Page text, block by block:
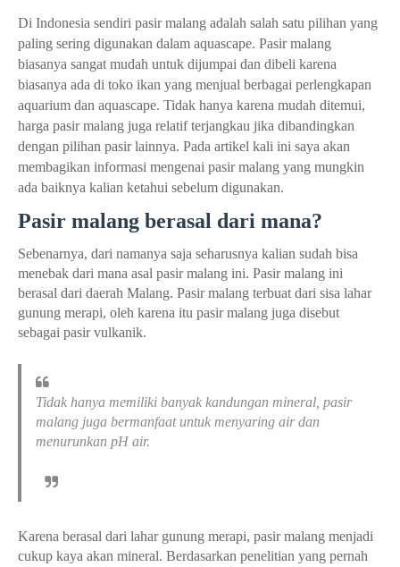
Di Indonesia sendiri pasir malang adalah salah satu pilihan yang
paling sering digunakan dalam aquascape. Pasir malang
biasanya sangat mudah untuk dijumpai dan dibeli karena
biasanya ada di toko ikan yang menjual berbagai perlengkapan
aquarium dan aquascape. Tidak hanya karena mudah ditemui,
harga pasir malang juga relatif terjangkau jika dibandingkan
dengan pilihan pasir lainnya. Pada artikel kali ini saya akan
membagikan informasi mengenai pasir malang yang mungkin
ada baiknya kalian ketahui sebelum digunakan.
Pasir malang berasal dari mana?
Sebenarnya, dari namanya saja seharusnya kalian sudah bisa
menebak dari mana asal pasir malang ini. Pasir malang ini
berasal dari daerah Malang. Pasir malang terbuat dari sisa lahar
gunung merapi, oleh karena itu pasir malang juga disebut
sebagai pasir vulkanik.
Tidak hanya memiliki banyak kandungan mineral, pasir
malang juga bermanfaat untuk menyaring air dan
menurunkan pH air.
Karena berasal dari lahar gunung merapi, pasir malang menjadi
cukup kaya akan mineral. Berdasarkan penelitian yang pernah